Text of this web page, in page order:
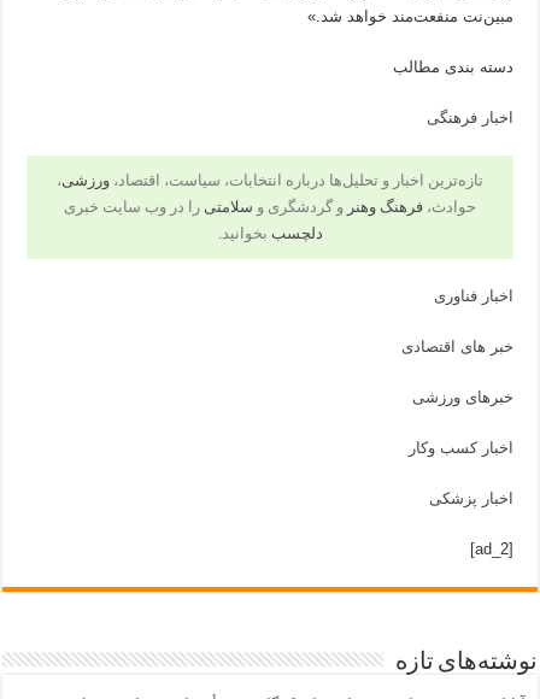
مبین‌نت منفعت‌مند خواهد شد.»
دسته بندی مطالب
اخبار فرهنگی
تازه‌ترین اخبار و تحلیل‌ها درباره انتخابات، سیاست، اقتصاد، ورزشی،
حوادث، فرهنگ وهنر و گردشگری و سلامتی را در وب سایت خبری
دلچسب بخوانید.
اخبار فناوری
خبر های اقتصادی
خبرهای ورزشی
اخبار کسب وکار
اخبار پزشکی
[ad_2]
نوشته‌های تازه